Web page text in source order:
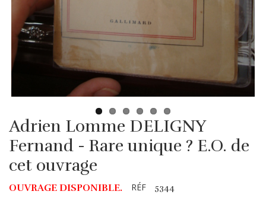
Adrien Lomme DELIGNY
Fernand - Rare unique ? E.O. de
cet ouvrage
OUVRAGE DISPONIBLE. RÉF 5344